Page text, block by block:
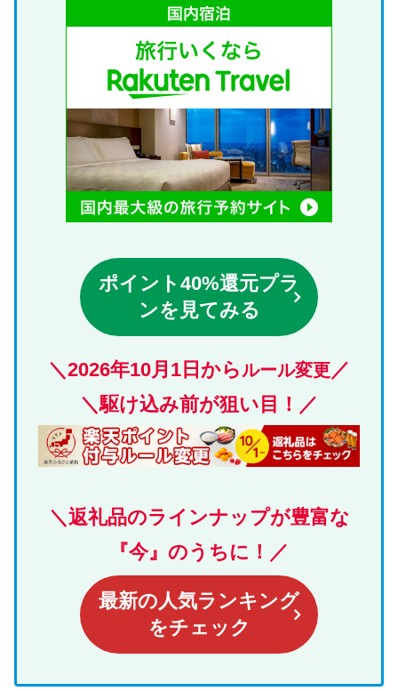
ポイント40%還元プラ
ンを見てみる
＼ 2026年10月1日からルール変更／
＼駆け込み前が狙い目！／
＼返礼品のラインナップが豊富な
『今』のうちに！／
最新の人気ランキング
をチェック